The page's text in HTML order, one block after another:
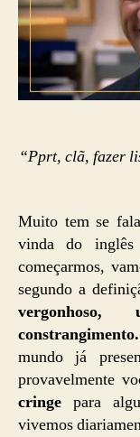
“Pprt, clã, fazer
Muito tem se
vinda do
começarmos,
segundo a
mundo já
provavelmente
cringe para
vivemos